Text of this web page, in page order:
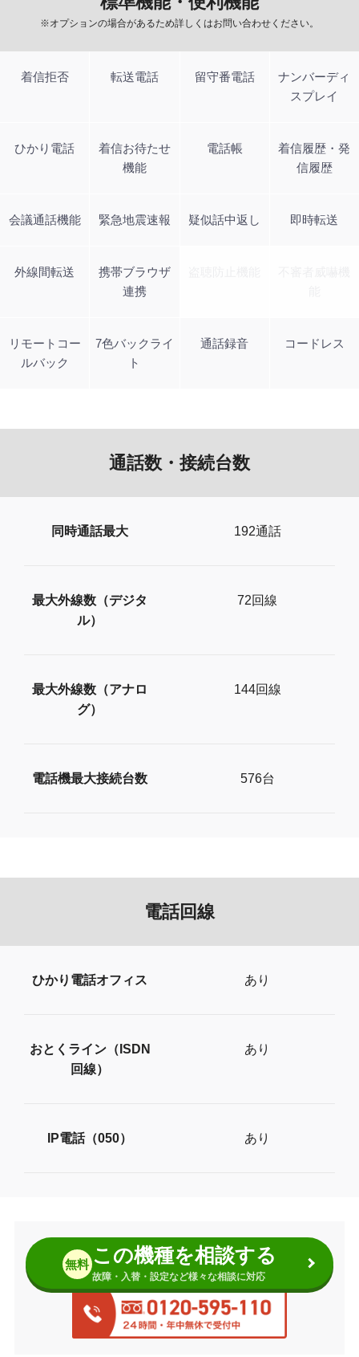
※オプションの場合があるため詳しくはお問い合わせください。
着信拒否 転送電話 留守番電話
ナンバーディ
スプレイ
ひかり電話
着信お待たせ
機能
電話帳
着信履歴・発
信履歴
会議通話機能 緊急地震速報 疑似話中返し 即時転送
外線間転送
携帯ブラウザ
連携
リモートコー
ルバック
7色バックライ
ト
通話録音 コードレス
通話数・接続台数
同時通話最大 192通話
最大外線数（デジタ
ル）
72回線
最大外線数（アナロ
グ）
144回線
電話機最大接続台数 576台
電話回線
ひかり電話オフィス あり
おとくライン（ISDN
回線）
あり
IP電話（050） あり
無料 この機種を相談する
故障・入替・設定など様々な相談に対応